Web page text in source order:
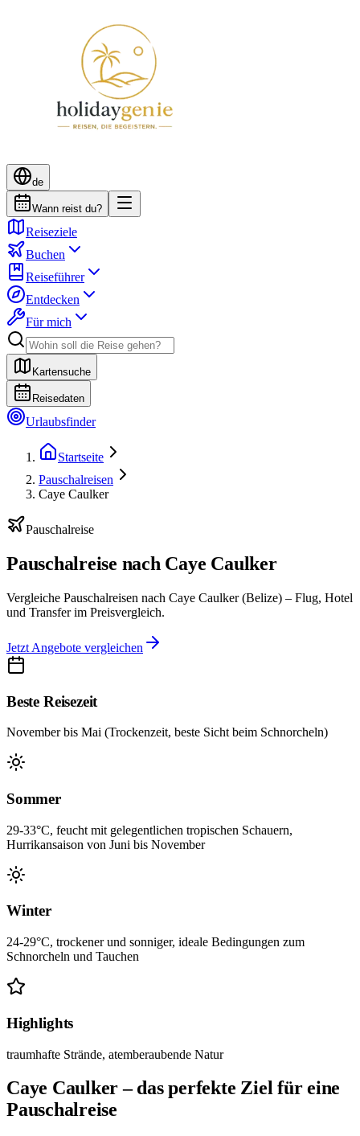
de
Wann reist du?
Reiseziele
Buchen
Reiseführer
Entdecken
Für mich
Kartensuche
Reisedaten
Urlaubsfinder
Startseite
Pauschalreisen
Caye Caulker
Pauschalreise
Pauschalreise nach Caye Caulker
Vergleiche Pauschalreisen nach Caye Caulker (Belize) – Flug, Hotel
und Transfer im Preisvergleich.
Jetzt Angebote vergleichen
Beste Reisezeit
November bis Mai (Trockenzeit, beste Sicht beim Schnorcheln)
Sommer
29-33°C, feucht mit gelegentlichen tropischen Schauern,
Hurrikansaison von Juni bis November
Winter
24-29°C, trockener und sonniger, ideale Bedingungen zum
Schnorcheln und Tauchen
Highlights
traumhafte Strände, atemberaubende Natur
Caye Caulker – das perfekte Ziel für eine
Pauschalreise